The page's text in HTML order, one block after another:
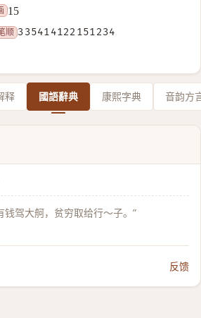
15
顺 335414122151234
释 國語辭典 康熙字典 音韵方
钱驾大舸，贫穷取给行～子。”
反馈